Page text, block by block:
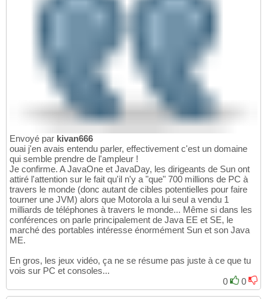
Envoyé par kivan666
ouai j'en avais entendu parler, effectivement c'est un domaine
qui semble prendre de l'ampleur !
Je confirme. A JavaOne et JavaDay, les dirigeants de Sun ont
attiré l'attention sur le fait qu'il n'y a "que" 700 millions de PC à
travers le monde (donc autant de cibles potentielles pour faire
tourner une JVM) alors que Motorola a lui seul a vendu 1
milliards de téléphones à travers le monde... Même si dans les
conférences on parle principalement de Java EE et SE, le
marché des portables intéresse énormément Sun et son Java
ME.
En gros, les jeux vidéo, ça ne se résume pas juste à ce que tu
vois sur PC et consoles...
0
0